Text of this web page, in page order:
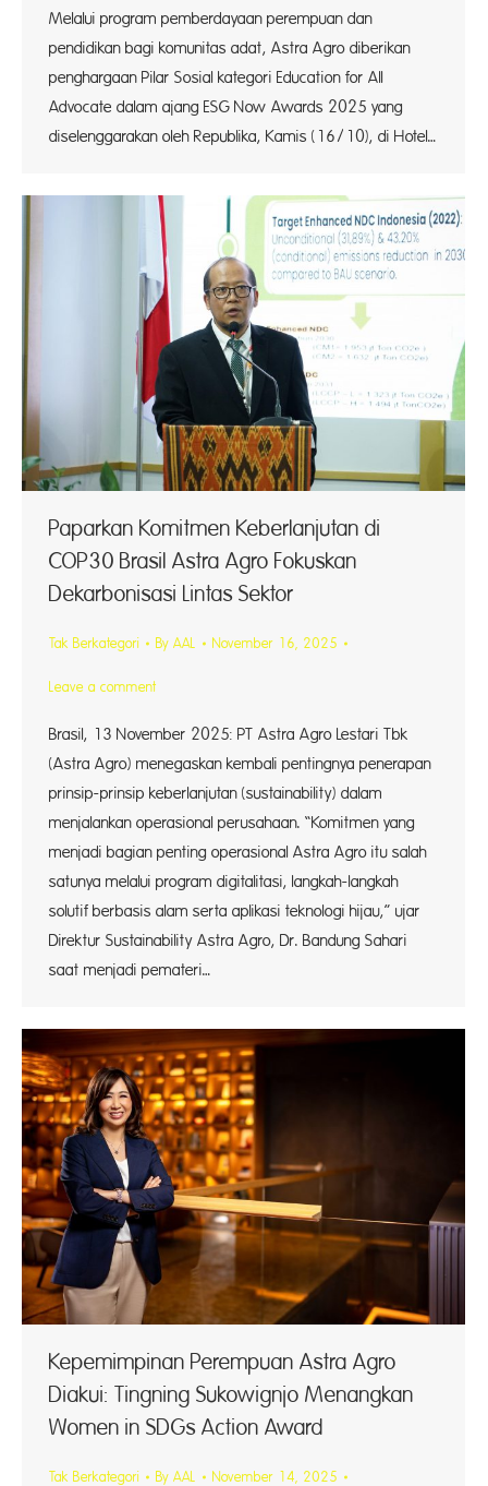
Melalui program pemberdayaan perempuan dan
pendidikan bagi komunitas adat, Astra Agro diberikan
penghargaan Pilar Sosial kategori Education for All
Advocate dalam ajang ESG Now Awards 2025 yang
diselenggarakan oleh Republika, Kamis (16/10), di Hotel…
Paparkan Komitmen Keberlanjutan di
COP30 Brasil Astra Agro Fokuskan
Dekarbonisasi Lintas Sektor
Tak Berkategori By AAL November 16, 2025
Leave a comment
Brasil, 13 November 2025: PT Astra Agro Lestari Tbk
(Astra Agro) menegaskan kembali pentingnya penerapan
prinsip-prinsip keberlanjutan (sustainability) dalam
menjalankan operasional perusahaan. “Komitmen yang
menjadi bagian penting operasional Astra Agro itu salah
satunya melalui program digitalitasi, langkah-langkah
solutif berbasis alam serta aplikasi teknologi hijau,” ujar
Direktur Sustainability Astra Agro, Dr. Bandung Sahari
saat menjadi pemateri…
Kepemimpinan Perempuan Astra Agro
Diakui: Tingning Sukowignjo Menangkan
Women in SDGs Action Award
Tak Berkategori By AAL November 14, 2025